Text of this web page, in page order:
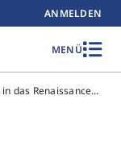
ANMELDEN
MENÜ
Wewelsburg in Büren: Einblicke in das Renaissancebauwerk